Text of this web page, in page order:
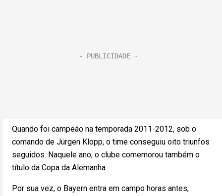
Quando foi campeão na temporada 2011-2012, sob o
comando de Jürgen Klopp, o time conseguiu oito triunfos
seguidos. Naquele ano, o clube comemorou também o
título da Copa da Alemanha
Por sua vez, o Bayern entra em campo horas antes,